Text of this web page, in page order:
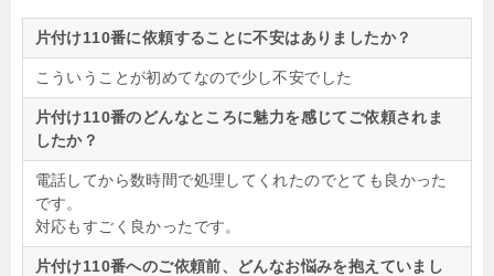
片付け110番に依頼することに不安はありましたか？
こういうことが初めてなので少し不安でした
片付け110番のどんなところに魅力を感じてご依頼されま
したか？
電話してから数時間で処理してくれたのでとても良かった
です。
対応もすごく良かったです。
片付け110番へのご依頼前、どんなお悩みを抱えていまし